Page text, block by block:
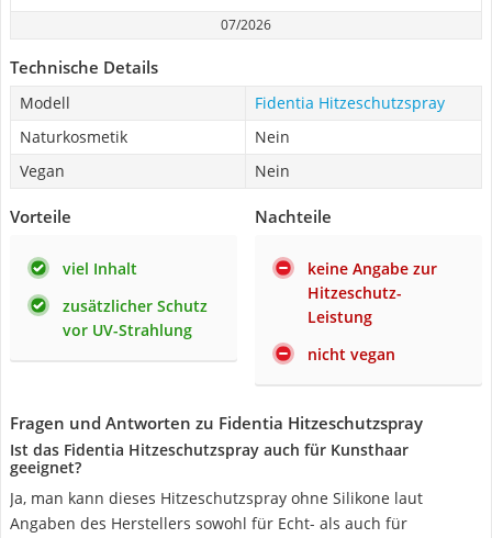
07/2026
Technische Details
Modell
Fidentia Hitzeschutzspray
Naturkosmetik
Nein
Vegan
Nein
Vorteile
viel Inhalt
zusätzlicher Schutz
vor UV-Strahlung
Nachteile
keine Angabe zur
Hitzeschutz-
Leistung
nicht vegan
Fragen und Antworten zu Fidentia Hitzeschutzspray
Ist das Fidentia Hitzeschutzspray auch für Kunsthaar
geeignet?
Ja, man kann dieses Hitzeschutzspray ohne Silikone laut
Angaben des Herstellers sowohl für Echt- als auch für